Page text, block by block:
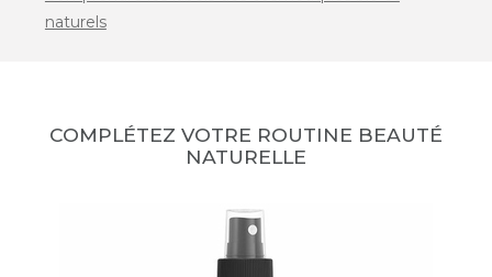
naturels
COMPLÉTEZ VOTRE ROUTINE BEAUTÉ
NATURELLE